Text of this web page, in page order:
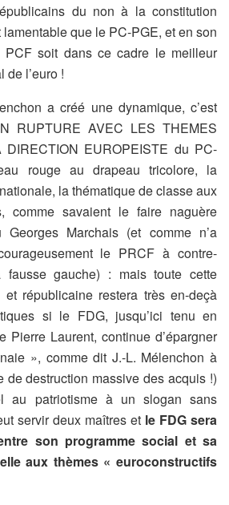
du non à la constitution
que le PC-PGE, et en son
PCF soit dans ce cadre le meilleur
de l’euro !
a créé une dynamique, c’est
RUPTURE AVEC LES THEMES
EUROPEISTE du PC-
rouge au drapeau tricolore, la
la thématique de classe aux
comme savaient le faire naguère
Marchais (et comme n’a
le PRCF à contre-
gauche) : mais toute cette
et républicaine restera très en-deçà
si le FDG, jusqu’ici tenu en
Pierre Laurent, continue d’épargner
», comme dit J.-L. Mélenchon à
de destruction massive des acquis !)
au patriotisme à un slogan sans
servir deux maîtres et le FDG sera
son programme social et sa
aux thèmes « euroconstructifs